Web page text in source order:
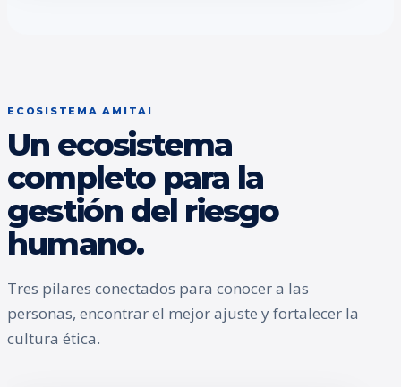
ECOSISTEMA AMITAI
Un ecosistema
completo para la
gestión del riesgo
humano.
Tres pilares conectados para conocer a las
personas, encontrar el mejor ajuste y fortalecer la
cultura ética.